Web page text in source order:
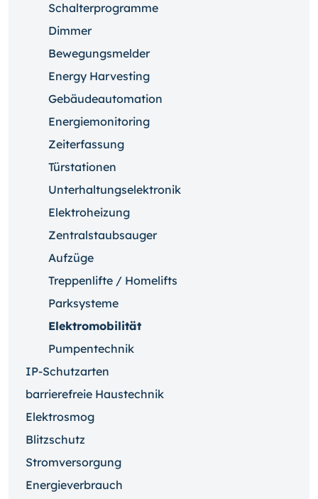
Schalterprogramme
Dimmer
Bewegungsmelder
Energy Harvesting
Gebäudeautomation
Energiemonitoring
Zeiterfassung
Türstationen
Unterhaltungselektronik
Elektroheizung
Zentralstaubsauger
Aufzüge
Treppenlifte / Homelifts
Parksysteme
Elektromobilität
Pumpentechnik
IP-Schutzarten
barrierefreie Haustechnik
Elektrosmog
Blitzschutz
Stromversorgung
Energieverbrauch